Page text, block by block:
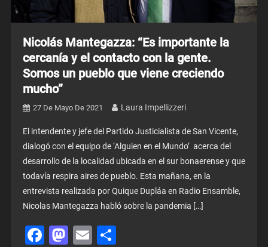
Nicolás Mantegazza: “Es importante la
cercanía y el contacto con la gente.
Somos un pueblo que viene creciendo
mucho”
27 De Mayo De 2021 Laura Impellizzeri
El intendente y jefe del Partido Justicialista de San Vicente,
dialogó con el equipo de ‘Alguien en el Mundo’ acerca del
desarrollo de la localidad ubicada en el sur bonaerense y que
todavía respira aires de pueblo. Esta mañana, en la
entrevista realizada por Quique Dupláa en Radio Ensamble,
Nicolas Mantegazza habló sobre la pandemia […]
Facebook
Mastodon
EmailShare